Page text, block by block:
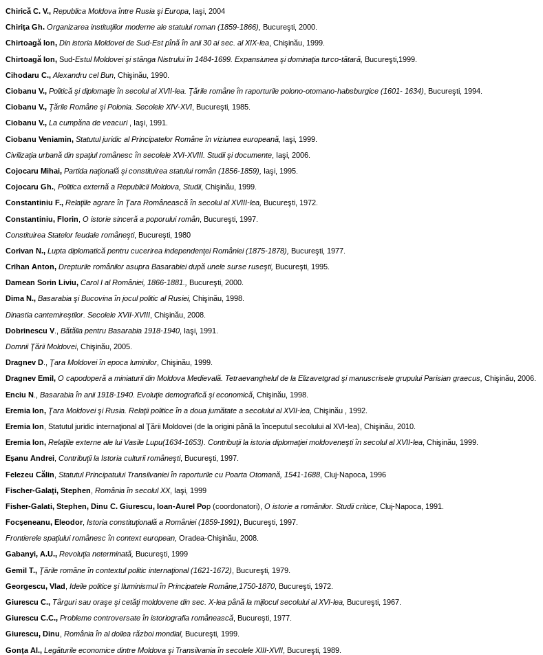
Chirică C. V., Republica Moldova între Rusia şi Europa , Iaşi, 2004
Chiriţa Gh. Organizarea instituţiilor moderne ale statului roman (1859-1866),
Bucureşti, 2000.
Chirtoagă Ion, Din istoria Moldovei de Sud-Est pînă în anii 30 ai sec. al XIX-lea, Chişinău, 1999.
Chirtoagă Ion, Sud-Estul Moldovei şi stânga Nistrului în 1484-1699. Expansiunea şi dominaţia turco-tătară, Bucureşti,1999.
Cihodaru C., Alexandru cel Bun , Chişinău, 1990.
Ciobanu V., Politică şi diplomaţie în secolul al XVII-lea. Ţările române în raporturile polono-otomano-habsburgice (1601- 1634) , Bucureşti, 1994.
Ciobanu V., Ţările Române şi Polonia. Secolele XIV-XVI , Bucureşti, 1985.
Ciobanu V., La cumpăna de veacuri, Iaşi, 1991.
Ciobanu Veniamin, Statutul juridic al Principatelor Române în viziunea europeană, Iaşi, 1999.
Civilizaţia urbană din spaţiul românesc în secolele XVI-XVIII. Studii şi documente , Iaşi, 2006.
Cojocaru Mihai, Partida naţională şi constituirea statului român (1856-1859), Iaşi, 1995.
Cojocaru Gh. Politica externă a Republicii Moldova, Studii, Chişinău, 1999.
Constantiniu F., Relaţiile agrare în Ţara Românească în secolul al XVIII-lea,
Bucureşti, 1972.
Constantiniu, Florin O istorie sinceră a poporului român , Bucureşti, 1997.
Constituirea Statelor feudale româneşti, Bucureşti, 1980
Corivan N., Lupta diplomatică pentru cucerirea independenţei României (1875-1878), Bucureşti, 1977.
Crihan Anton, Drepturile românilor asupra Basarabiei după unele surse ruseşti, Bucureşti, 1995.
Damean Sorin Liviu, Carol I al României, 1866-1881.,
Bucureşti, 2000.
Dima N., Basarabia şi Bucovina în jocul politic al Rusiei, Chişinău, 1998.
Dinastia cantemireştilor. Secolele XVII-XVIII , Chişinău, 2008.
Dobrinescu V., Bătălia pentru Basarabia 1918-1940 , Iaşi, 1991.
Domnii Ţării Moldovei, Chişinău, 2005.
Dragnev D
Ţara Moldovei în epoca luminilor , Chişinău, 1999.
Dragnev Emil, O capodoperă a miniaturii din Moldova Medievală. Tetraevanghelul de la Elizavetgrad şi manuscrisele grupului Parisian graecus, Chişinău, 2006.
Enciu N
Basarabia în anii 1918-1940. Evoluţie demografică şi economică , Chişinău, 1998.
Eremia Ion, Ţara Moldovei şi Rusia. Relaţii politice în a doua jumătate a secolului al XVII-lea, Chişinău , 1992.
Eremia Ion , Statutul juridic internaţional al Ţării Moldovei (de la origini până la începutul secolului al XVI-lea), Chişinău, 2010.
Eremia Ion, Relaţiile externe ale lui Vasile Lupu(1634-1653). Contribuţii la istoria diplomaţiei moldoveneşti în secolul al XVII-lea , Chişinău, 1999.
Eşanu Andrei Contribuţii la Istoria culturii româneşti, Bucureşti, 1997.
Felezeu Călin Statutul Principatului Transilvaniei în raporturile cu Poarta Otomană, 1541-1688 , Cluj-Napoca, 1996
Fischer-Galaţi, Stephen România în secolul XX, Iaşi, 1999
Fisher-Galati, Stephen, Dinu C. Giurescu, Ioan-Aurel Pop (coordonatori), O istorie a românilor. Studii critice , Cluj-Napoca, 1991.
Focşeneanu, Eleodor, Istoria constituţională a României (1859-1991) , Bucureşti, 1997.
Frontierele spaţiului românesc în context european, Oradea-Chişinău, 2008.
Gabanyi, A.U., Revoluţia neterminată, Bucureşti, 1999
Gemil T., Ţările române în contextul politic internaţional (1621-1672) , Bucureşti, 1979.
Georgescu, Vlad Ideile politice şi Iluminismul în Principatele Române, 1750-1870 , Bucureşti, 1972.
Giurescu C., Târguri sau oraşe şi cetăţi moldovene din sec. X-lea până la mijlocul secolului al XVI-lea, Bucureşti, 1967.
Giurescu C.C., Probleme controversate în istoriografia românească , Bucureşti, 1977.
Giurescu, Dinu România în al doilea război mondial, Bucureşti, 1999.
Gonţa Al., Legăturile economice dintre Moldova şi Transilvania în secolele XIII-XVII , Bucureşti, 1989.